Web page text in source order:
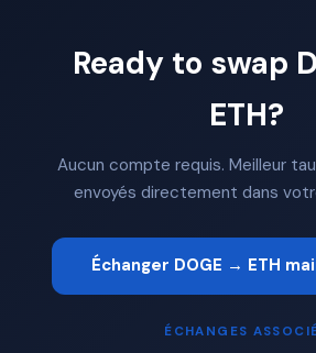
Ready to swap
ETH?
Aucun compte requis. Meilleur
envoyés directement dans
Échanger DOGE → ETH
ÉCHANGES